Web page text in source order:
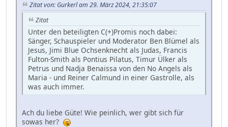
Zitat von: Gurkerl am 29. März 2024, 21:35:07
Zitat
Unter den beteiligten C(+)Promis noch dabei:
Sänger, Schauspieler und Moderator Ben Blümel als
Jesus, Jimi Blue Ochsenknecht als Judas, Francis
Fulton-Smith als Pontius Pilatus, Timur Ülker als
Petrus und Nadja Benaissa von den No Angels als
Maria - und Reiner Calmund in einer Gastrolle, als
was auch immer.
Ach du liebe Güte! Wie peinlich, wer gibt sich für
sowas her?